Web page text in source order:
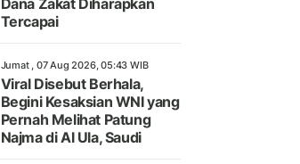
Dana Zakat Diharapkan
Tercapai
Jumat , 07 Aug 2026, 05:43 WIB
Viral Disebut Berhala,
Begini Kesaksian WNI yang
Pernah Melihat Patung
Najma di Al Ula, Saudi